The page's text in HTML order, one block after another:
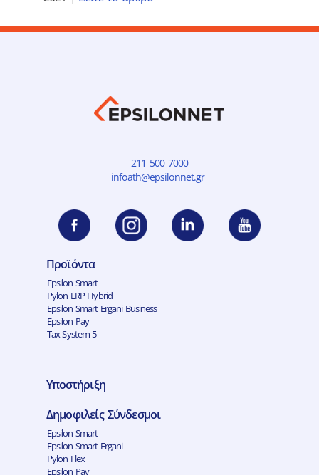
211 500 7000
infoath@epsilonnet.gr
Προϊόντα
Epsilon Smart
Pylon ERP Hybrid
Epsilon Smart Ergani Business
Epsilon Pay
Tax System 5
Υποστήριξη
Δημοφιλείς Σύνδεσμοι
Epsilon Smart
Epsilon Smart Ergani
Pylon Flex
Epsilon Pay